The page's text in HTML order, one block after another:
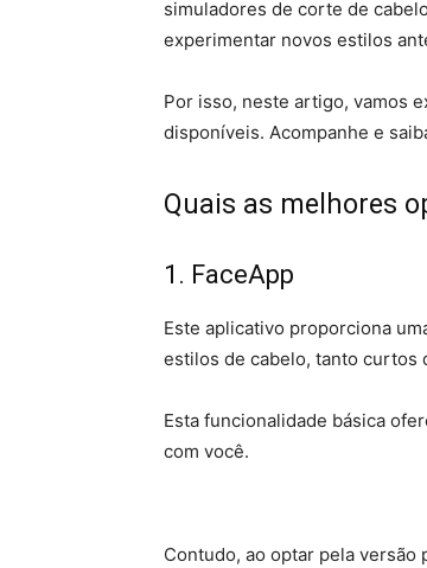
simuladores de corte de
experimentar novos estilos
Por isso, neste artigo, vamos
disponíveis. Acompanhe e
Quais as melhores
1. FaceApp
Este aplicativo proporciona
estilos de cabelo, tanto curtos
Esta funcionalidade básica
com você.
Contudo, ao optar pela